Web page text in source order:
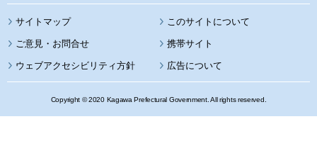
サイトマップ このサイトについて
携帯サイト
ウェブアクセシビリティ方針 広告について
Copyright © 2020 Kagawa Prefectural Government. All rights reserved.